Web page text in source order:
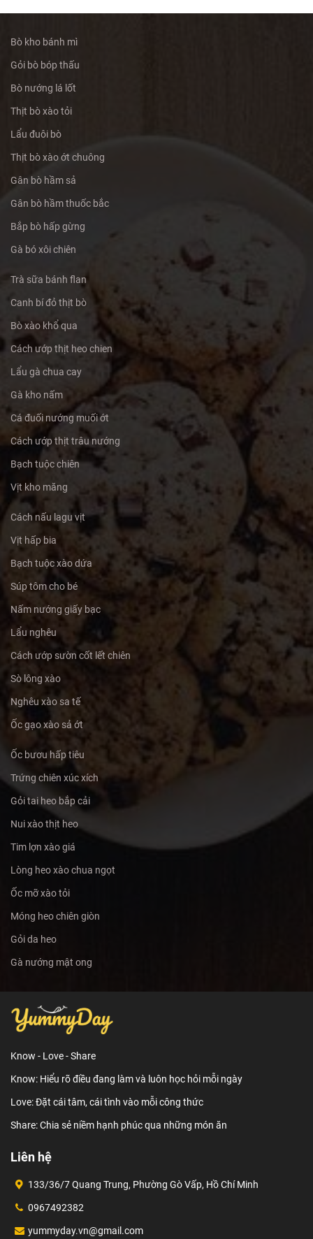
Bò kho bánh mì
Gỏi bò bóp thấu
Bò nướng lá lốt
Thịt bò xào tỏi
Lẩu đuôi bò
Thịt bò xào ớt chuông
Gân bò hầm sả
Gân bò hầm thuốc bắc
Bắp bò hấp gừng
Gà bó xôi chiên
Trà sữa bánh flan
Canh bí đỏ thịt bò
Bò xào khổ qua
Cách ướp thịt heo chien
Lẩu gà chua cay
Gà kho nấm
Cá đuối nướng muối ớt
Cách ướp thịt trâu nướng
Bạch tuộc chiên
Vịt kho măng
Cách nấu lagu vịt
Vịt hấp bia
Bạch tuộc xào dứa
Súp tôm cho bé
Nấm nướng giấy bạc
Lẩu nghêu
Cách ướp sườn cốt lết chiên
Sò lông xào
Nghêu xào sa tế
Ốc gạo xào sả ớt
Ốc bươu hấp tiêu
Trứng chiên xúc xích
Gỏi tai heo bắp cải
Nui xào thịt heo
Tim lợn xào giá
Lòng heo xào chua ngọt
Ốc mỡ xào tỏi
Móng heo chiên giòn
Gỏi da heo
Gà nướng mật ong
Know - Love - Share
Know: Hiểu rõ điều đang làm và luôn học hỏi mỗi ngày
Love: Đặt cái tâm, cái tình vào mỗi công thức
Share: Chia sẻ niềm hạnh phúc qua những món ăn
Liên hệ
133/36/7 Quang Trung, Phường Gò Vấp, Hồ Chí Minh
0967492382
yummyday.vn@gmail.com